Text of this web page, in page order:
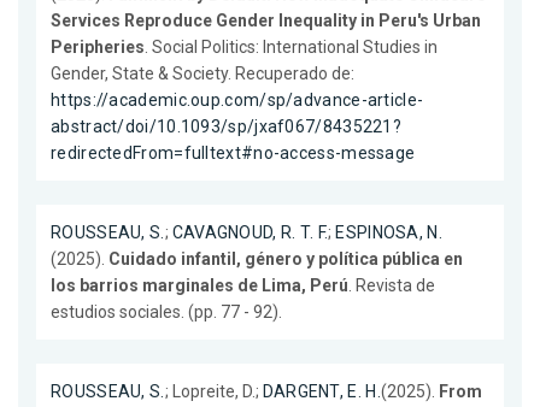
Services Reproduce Gender Inequality in Peru's Urban
Peripheries. Social Politics: International Studies in
Gender, State & Society. Recuperado de:
https://academic.oup.com/sp/advance-article-
abstract/doi/10.1093/sp/jxaf067/8435221?
redirectedFrom=fulltext#no-access-message
ROUSSEAU, S.; CAVAGNOUD, R. T. F.; ESPINOSA, N.
(2025). Cuidado infantil, género y política pública en
los barrios marginales de Lima, Perú. Revista de
estudios sociales. (pp. 77 - 92).
ROUSSEAU, S.; Lopreite, D.; DARGENT, E. H.(2025). From